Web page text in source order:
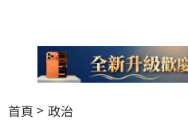
首頁 政治